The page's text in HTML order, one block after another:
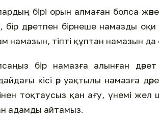
бірі орын алмаған болса
дәретпен бірнеше намазды
намазын, тіпті құптан намазын
бір намазға алынған
кісі әр уақтылы намазға
тоқтаусыз қан ағу, үнемі жел
адамды айтамыз.